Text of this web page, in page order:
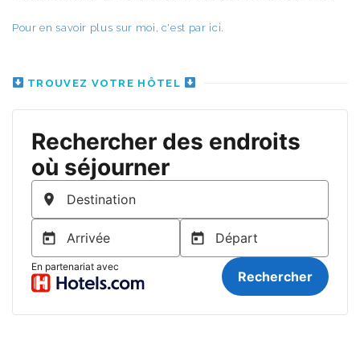
Pour en savoir plus sur moi, c'est par ici.
TROUVEZ VOTRE HÔTEL